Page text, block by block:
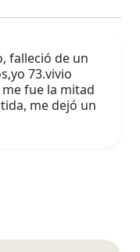
falleció de un
73.vivio
fue la mitad
me dejó un